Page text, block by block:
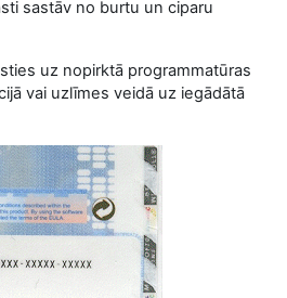
sastāv no burtu un ciparu
uz nopirktā programmatūras
vai uzlīmes veidā uz iegādātā